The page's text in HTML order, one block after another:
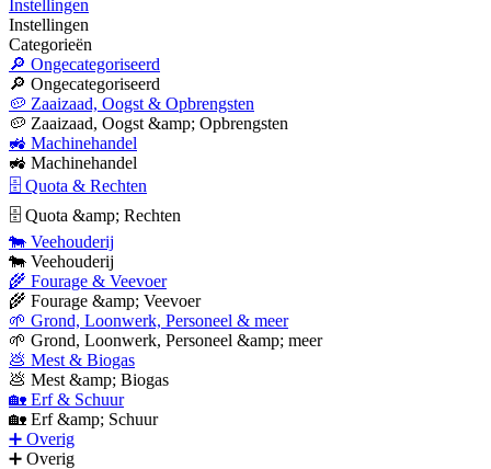
Instellingen
Instellingen
Categorieën
🔎 Ongecategoriseerd
🔎 Ongecategoriseerd
🥔 Zaaizaad, Oogst & Opbrengsten
🥔 Zaaizaad, Oogst &amp; Opbrengsten
🚜 Machinehandel
🚜 Machinehandel
🗄 Quota & Rechten
🗄 Quota &amp; Rechten
🐄 Veehouderij
🐄 Veehouderij
🌾 Fourage & Veevoer
🌾 Fourage &amp; Veevoer
🌱 Grond, Loonwerk, Personeel & meer
🌱 Grond, Loonwerk, Personeel &amp; meer
💩 Mest & Biogas
💩 Mest &amp; Biogas
🏡 Erf & Schuur
🏡 Erf &amp; Schuur
➕ Overig
➕ Overig